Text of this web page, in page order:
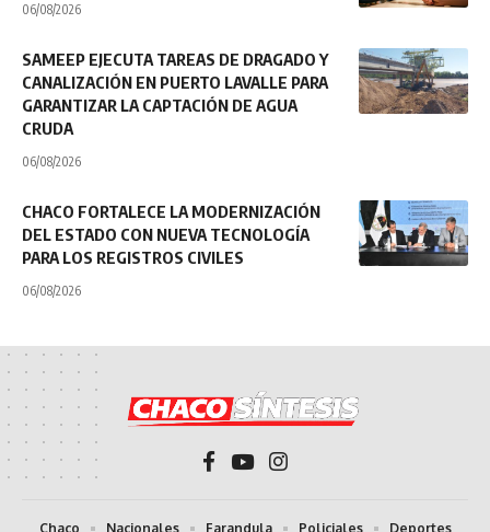
06/08/2026
SAMEEP EJECUTA TAREAS DE DRAGADO Y
CANALIZACIÓN EN PUERTO LAVALLE PARA
GARANTIZAR LA CAPTACIÓN DE AGUA
CRUDA
06/08/2026
CHACO FORTALECE LA MODERNIZACIÓN
DEL ESTADO CON NUEVA TECNOLOGÍA
PARA LOS REGISTROS CIVILES
06/08/2026
Chaco Nacionales Farandula Policiales Deportes